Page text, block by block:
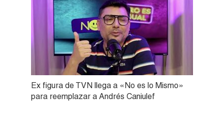
Ex figura de TVN llega a «No es lo Mismo»
para reemplazar a Andrés Caniulef